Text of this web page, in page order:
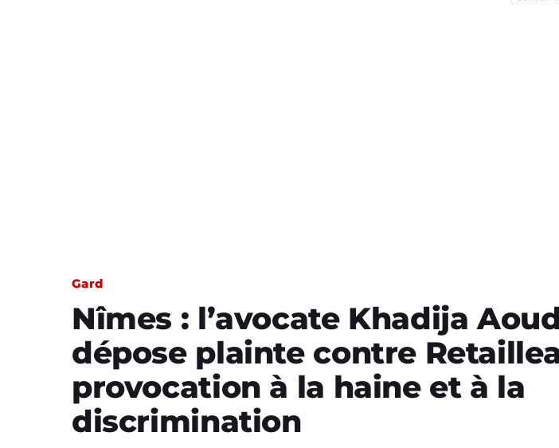
Gard
Nîmes : l’avocate Khadija
dépose plainte contre
provocation à la haine et à la
discrimination